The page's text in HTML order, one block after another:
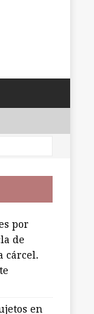
por
de
cárcel.
en